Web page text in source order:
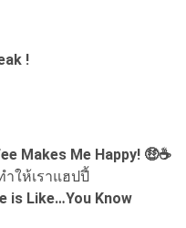
!
Makes Me Happy! 🤑☕
ให้เราแฮปปี้
is Like…You Know